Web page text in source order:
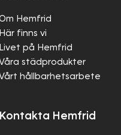
Hemfrid
Här finns vi
Livet på Hemfrid
städprodukter
hållbarhetsarbete
Kontakta Hemfrid